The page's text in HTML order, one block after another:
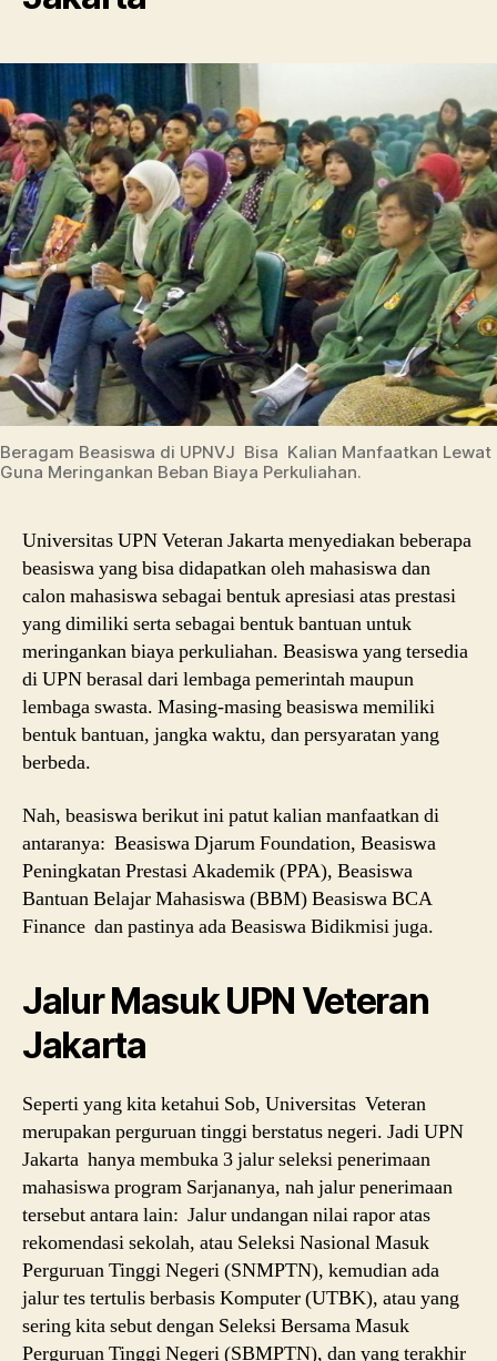
Beragam Beasiswa di UPNVJ Bisa Kalian Manfaatkan
Guna Meringankan Beban Biaya Perkuliahan.
Universitas UPN Veteran Jakarta menyediakan beberapa
beasiswa yang bisa didapatkan oleh mahasiswa dan
calon mahasiswa sebagai bentuk apresiasi atas prestasi
yang dimiliki serta sebagai bentuk bantuan untuk
meringankan biaya perkuliahan. Beasiswa yang tersedia
di UPN berasal dari lembaga pemerintah maupun
lembaga swasta. Masing-masing beasiswa memiliki
bentuk bantuan, jangka waktu, dan persyaratan yang
berbeda.
Nah, beasiswa berikut ini patut kalian manfaatkan di
antaranya: Beasiswa Djarum Foundation, Beasiswa
Peningkatan Prestasi Akademik (PPA), Beasiswa
Bantuan Belajar Mahasiswa (BBM) Beasiswa BCA
Finance dan pastinya ada Beasiswa Bidikmisi juga.
Jalur Masuk UPN Veteran
Jakarta
Seperti yang kita ketahui Sob, Universitas Veteran
merupakan perguruan tinggi berstatus negeri. Jadi UPN
Jakarta hanya membuka 3 jalur seleksi penerimaan
mahasiswa program Sarjananya, nah jalur penerimaan
tersebut antara lain: Jalur undangan nilai rapor atas
rekomendasi sekolah, atau Seleksi Nasional Masuk
Perguruan Tinggi Negeri (SNMPTN), kemudian ada
jalur tes tertulis berbasis Komputer (UTBK), atau yang
sering kita sebut dengan Seleksi Bersama Masuk
Perguruan Tinggi Negeri (SBMPTN), dan yang terakhir